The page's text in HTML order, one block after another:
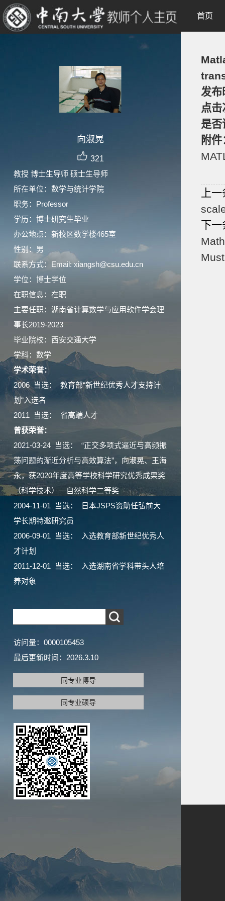
向淑晃
321
教授 博士生导师 硕士生导师
所在单位：数学与统计学院
职务：Professor
学历：博士研究生毕业
办公地点：新校区数学楼465室
性别：男
联系方式：Email: xiangsh@csu.edu.cn
学位：博士学位
在职信息：在职
主要任职：湖南省计算数学与应用软件学会理
事长2019-2023
毕业院校：西安交通大学
学科：数学
学术荣誉：
2006 当选： 教育部“新世纪优秀人才支持计
划“入选者
2011 当选： 省高端人才
曾获荣誉：
2021-03-24 当选： “正交多项式逼近与高频振
荡问题的渐近分析与高效算法”，向淑晃、王海
永，获2020年度高等学校科学研究优秀成果奖
（科学技术）—自然科学二等奖
2004-11-01 当选： 日本JSPS资助任弘前大
学长期特邀研究员
2006-09-01 当选： 入选教育部新世纪优秀人
才计划
2011-12-01 当选： 入选湖南省学科带头人培
养对象
访问量： 0000105453
最后更新时间： 2026.3.10
同专业博导
同专业硕导
首页
发布
点
是否
附件
上
下一